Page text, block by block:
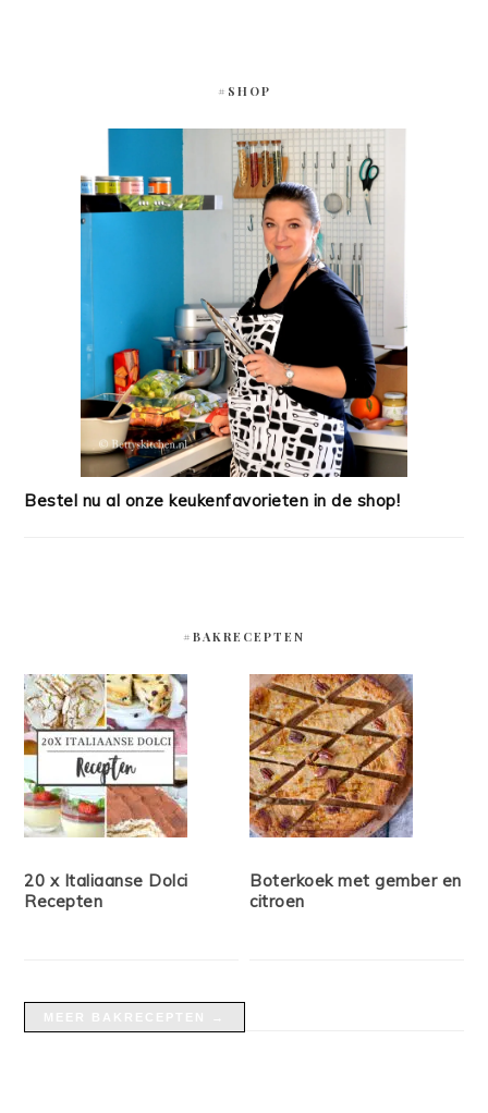
#SHOP
Bestel nu al onze keukenfavorieten in de shop!
#BAKRECEPTEN
20 x Italiaanse Dolci
Recepten
Boterkoek met gember en
citroen